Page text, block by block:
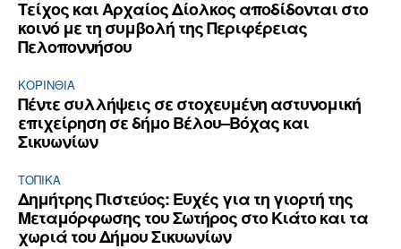
Τείχος και Aρχαίος Δίολκος αποδίδονται στο
κοινό με τη συμβολή της Περιφέρειας
Πελοποννήσου
ΚΟΡΙΝΘΊΑ
Πέντε συλλήψεις σε στοχευμένη αστυνομική
επιχείρηση σε δήμο Βέλου–Βόχας και
Σικυωνίων
ΤΟΠΙΚΑ
Δημήτρης Πιστεύος: Ευχές για τη γιορτή της
Μεταμόρφωσης του Σωτήρος στο Κιάτο και τα
χωριά του Δήμου Σικυωνίων